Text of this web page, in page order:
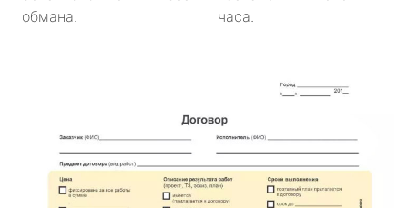
обмана.
часа.